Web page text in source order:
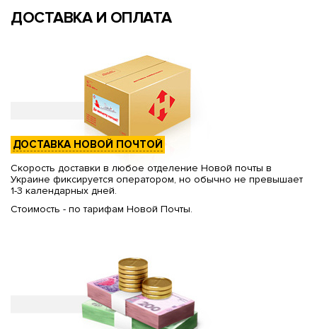
ДОСТАВКА И ОПЛАТА
ДОСТАВКА НОВОЙ ПОЧТОЙ
Скорость доставки в любое отделение Новой почты в
Украине фиксируется оператором, но обычно не превышает
1-3 календарных дней.
Стоимость - по тарифам Новой Почты.